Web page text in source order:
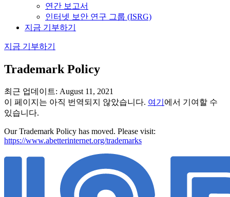
연간 보고서
인터넷 보안 연구 그룹 (ISRG)
지금 기부하기
지금 기부하기
Trademark Policy
최근 업데이트: August 11, 2021
이 페이지는 아직 번역되지 않았습니다. 여기 에서 기여할 수
있습니다.
Our Trademark Policy has moved. Please visit:
https://www.abetterinternet.org/trademarks